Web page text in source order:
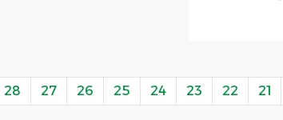
21
22
23
24
25
26
27
28